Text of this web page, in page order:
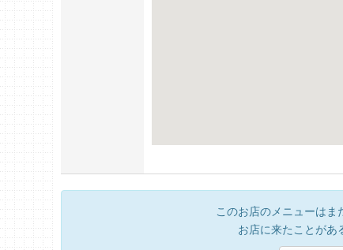
このお店のメニューはま
お店に来たことがあ